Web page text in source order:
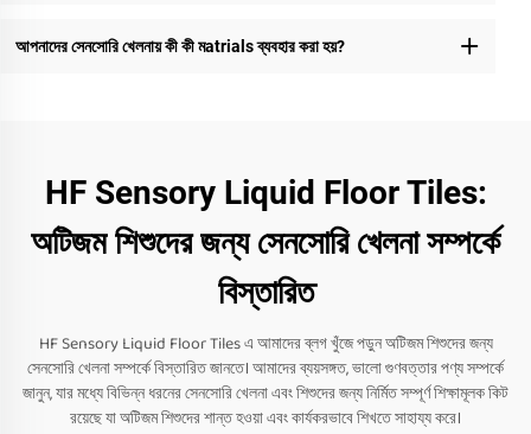
আপনাদের সেনসোরি খেলনায় কী কী মatrials ব্যবহার করা হয়?
HF Sensory Liquid Floor Tiles:
অটিজম শিশুদের জন্য সেনসোরি খেলনা সম্পর্কে
বিস্তারিত
HF Sensory Liquid Floor Tiles এ আমাদের ব্লগ খুঁজে পড়ুন অটিজম শিশুদের জন্য
সেনসোরি খেলনা সম্পর্কে বিস্তারিত জানতে। আমাদের ব্যয়সঙ্গত, ভালো গুণবত্তার পণ্য সম্পর্কে
জানুন, যার মধ্যে বিভিন্ন ধরনের সেনসোরি খেলনা এবং শিশুদের জন্য নির্মিত সম্পূর্ণ শিক্ষামূলক কিট
রয়েছে যা অটিজম শিশুদের শান্ত হওয়া এবং কার্যকরভাবে শিখতে সাহায্য করে।